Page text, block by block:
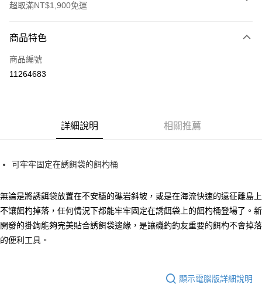
超取滿NT$1,900免運
信用卡一次付款
超商取貨付款
全家取貨付款
每筆NT$60
付款後全家取貨
商品特色
商品編號
11264683
詳細說明 相關推薦
可牢牢固定在誘餌袋的餌杓桶
無論是將誘餌袋放置在不安穩的礁岩斜坡，或是在海流快速的遠征離島上
不讓餌杓掉落，任何情況下都能牢牢固定在誘餌袋上的餌杓桶登場了。新
開發的掛鉤能夠完美貼合誘餌袋邊緣，是讓磯釣釣友重要的餌杓不會掉落
的便利工具。
顯示電腦版詳細說明